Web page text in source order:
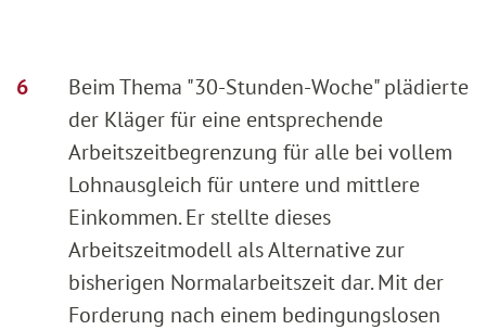
Beim Thema "30-Stunden-Woche" plädierte
der Kläger für eine entsprechende
Arbeitszeitbegrenzung für alle bei vollem
Lohnausgleich für untere und mittlere
Einkommen. Er stellte dieses
Arbeitszeitmodell als Alternative zur
bisherigen Normalarbeitszeit dar. Mit der
Forderung nach einem bedingungslosen